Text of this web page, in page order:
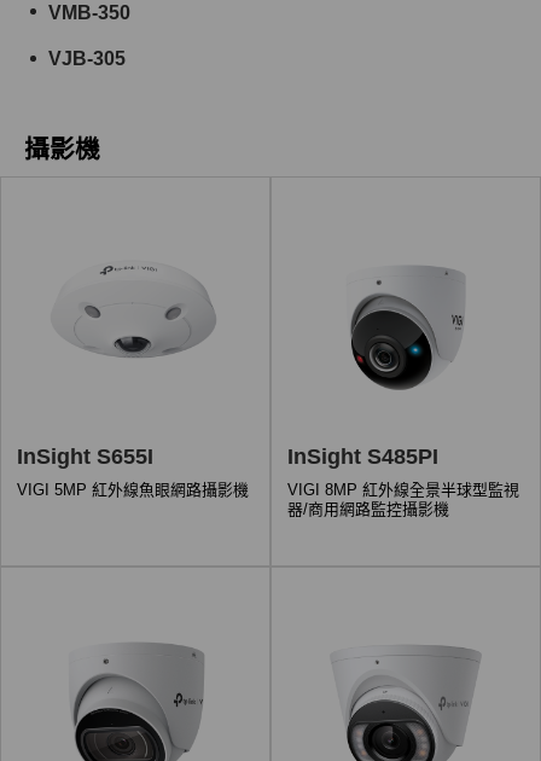
VMB-350
VJB-305
攝影機
InSight S655I
VIGI 5MP 紅外線魚眼網路攝影機
InSight S485PI
VIGI 8MP 紅外線全景半球型監視
器/商用網路監控攝影機